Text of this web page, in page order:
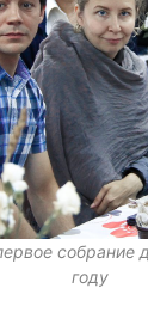
собрание
году